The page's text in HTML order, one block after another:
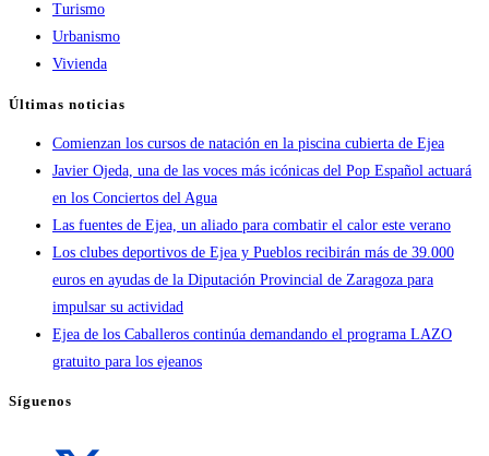
Turismo
Urbanismo
Vivienda
Últimas noticias
Comienzan los cursos de natación en la piscina cubierta de Ejea
Javier Ojeda, una de las voces más icónicas del Pop Español actuará
en los Conciertos del Agua
Las fuentes de Ejea, un aliado para combatir el calor este verano
Los clubes deportivos de Ejea y Pueblos recibirán más de 39.000
euros en ayudas de la Diputación Provincial de Zaragoza para
impulsar su actividad
Ejea de los Caballeros continúa demandando el programa LAZO
gratuito para los ejeanos
Síguenos